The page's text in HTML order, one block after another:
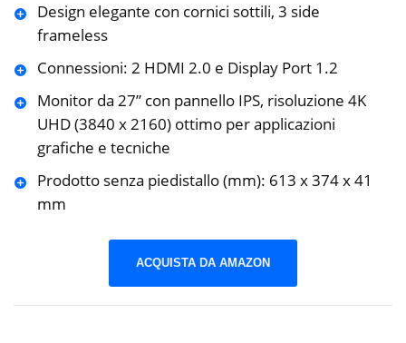
Design elegante con cornici sottili, 3 side
frameless
Connessioni: 2 HDMI 2.0 e Display Port 1.2
Monitor da 27” con pannello IPS, risoluzione 4K
UHD (3840 x 2160) ottimo per applicazioni
grafiche e tecniche
Prodotto senza piedistallo (mm): 613 x 374 x 41
mm
ACQUISTA DA AMAZON